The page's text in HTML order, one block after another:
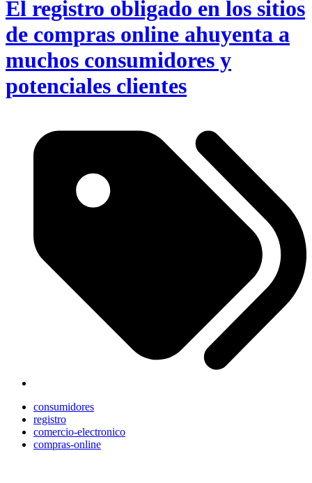
El registro obligado en los sitios
de compras online ahuyenta a
muchos consumidores y
potenciales clientes
consumidores
registro
comercio-electronico
compras-online